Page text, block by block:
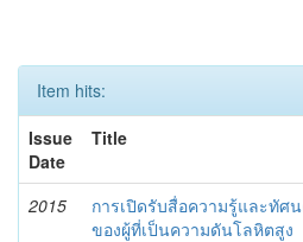
Item hits:
Issue
Date
Title
2015
การเปิดรับสื่อความรู้และทัศ
ของผู้ที่เป็นความดันโลหิตสูง